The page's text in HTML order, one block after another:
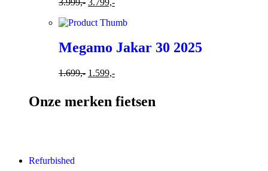
Megamo Jakar 30 2025
1.699,- 1.599,-
Onze merken fietsen
Refurbished